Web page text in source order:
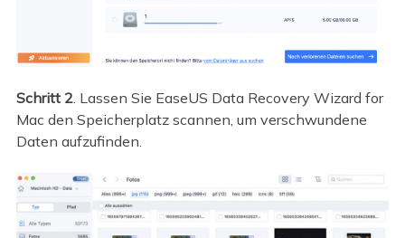
Schritt 2. Lassen Sie EaseUS Data Recovery Wizard for
Mac den Speicherplatz scannen, um verschwundene
Daten aufzufinden.